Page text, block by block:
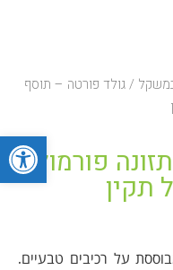
/ גולד פורטה – תוסף
פורמולה
תקין
על רכיבים טבעיים.
פתח